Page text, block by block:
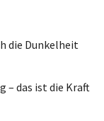
die Dunkelheit
– das ist die Kraft